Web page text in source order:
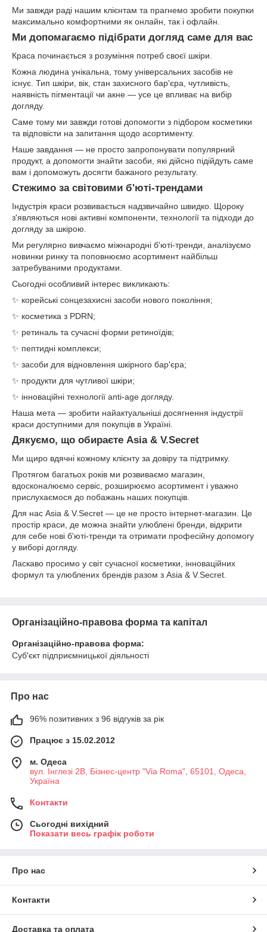
Ми завжди раді нашим клієнтам та прагнемо зробити покупки
максимально комфортними як онлайн, так і офлайн.
Ми допомагаємо підібрати догляд саме для вас
Краса починається з розуміння потреб своєї шкіри.
Кожна людина унікальна, тому універсальних засобів не
існує. Тип шкіри, вік, стан захисного бар'єра, чутливість,
наявність пігментації чи акне — усе це впливає на вибір
догляду.
Саме тому ми завжди готові допомогти з підбором косметики
та відповісти на запитання щодо асортименту.
Наше завдання — не просто запропонувати популярний
продукт, а допомогти знайти засоби, які дійсно підійдуть саме
вам і допоможуть досягти бажаного результату.
Стежимо за світовими б'юті-трендами
Індустрія краси розвивається надзвичайно швидко. Щороку
з'являються нові активні компоненти, технології та підходи до
догляду за шкірою.
Ми регулярно вивчаємо міжнародні б'юті-тренди, аналізуємо
новинки ринку та поповнюємо асортимент найбільш
затребуваними продуктами.
Сьогодні особливий інтерес викликають:
✨ корейські сонцезахисні засоби нового покоління;
✨ косметика з PDRN;
✨ ретиналь та сучасні форми ретиноїдів;
✨ пептидні комплекси;
✨ засоби для відновлення шкірного бар'єра;
✨ продукти для чутливої шкіри;
✨ інноваційні технології anti-age догляду.
Наша мета — зробити найактуальніші досягнення індустрії
краси доступними для покупців в Україні.
Дякуємо, що обираєте Asia & V.Secret
Ми щиро вдячні кожному клієнту за довіру та підтримку.
Протягом багатьох років ми розвиваємо магазин,
вдосконалюємо сервіс, розширюємо асортимент і уважно
прислухаємося до побажань наших покупців.
Для нас Asia & V.Secret — це не просто інтернет-магазин. Це
простір краси, де можна знайти улюблені бренди, відкрити
для себе нові б'юті-тренди та отримати професійну допомогу
у виборі догляду.
Ласкаво просимо у світ сучасної косметики, інноваційних
формул та улюблених брендів разом з Asia & V.Secret.
Організаційно-правова форма та капітал
Організаційно-правова форма:
Суб'єкт підприємницької діяльності
Про нас
96% позитивних з 96 відгуків за рік
Працює з 15.02.2012
м. Одеса
вул. Інглезі 2В, Бізнес-центр "Via Roma", 65101, Одеса,
Україна
Контакти
Сьогодні вихідний
Показати весь графік роботи
Про нас
Контакти
Доставка та оплата